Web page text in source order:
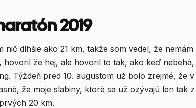
2019
dlhšie ako 21 km, takže som vedel, že nemám
hovoril že hej, ale hovoril to tak, ako keď nebehá,
Týždeň pred 10. augustom už bolo zrejmé, že v
že moje slabiny, ktoré sa už ozývajú len tak z
20 km.